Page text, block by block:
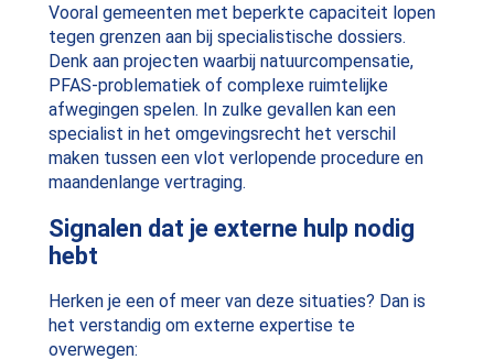
Vooral gemeenten met beperkte capaciteit lopen
tegen grenzen aan bij specialistische dossiers.
Denk aan projecten waarbij natuurcompensatie,
PFAS-problematiek of complexe ruimtelijke
afwegingen spelen. In zulke gevallen kan een
specialist in het omgevingsrecht het verschil
maken tussen een vlot verlopende procedure en
maandenlange vertraging.
Signalen dat je externe hulp nodig
hebt
Herken je een of meer van deze situaties? Dan is
het verstandig om externe expertise te
overwegen: